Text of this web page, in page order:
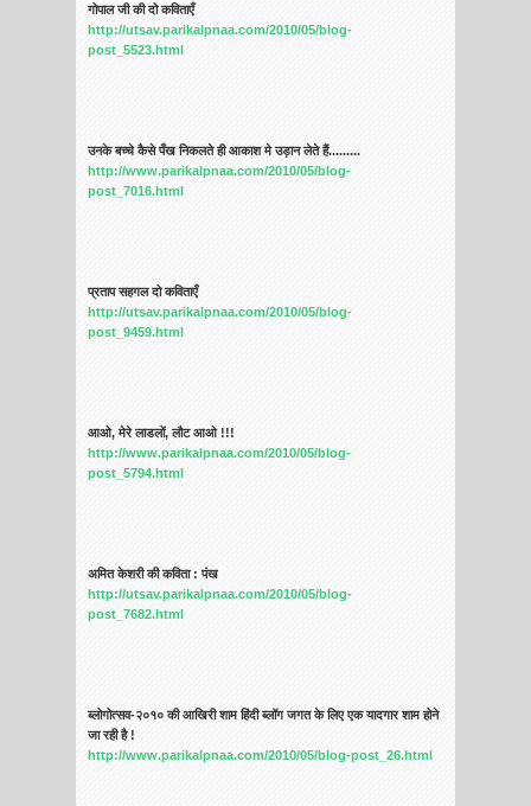
गोपाल जी की दो कविताएँ
http://utsav.parikalpnaa.com/2010/05/blog-
post_5523.html
उनके बच्चे कैसे पँख निकलते ही आकाश मे उड़ान लेते हैं.........
http://www.parikalpnaa.com/2010/05/blog-
post_7016.html
प्रताप सहगल दो कविताएँ
http://utsav.parikalpnaa.com/2010/05/blog-
post_9459.html
आओ, मेरे लाडलों, लौट आओ !!!
http://www.parikalpnaa.com/2010/05/blog-
post_5794.html
अमित केशरी की कविता : पंख
http://utsav.parikalpnaa.com/2010/05/blog-
post_7682.html
ब्लोगोत्सव-२०१० की आखिरी शाम हिंदी ब्लॉग जगत के लिए एक यादगार शाम होने
जा रही है !
http://www.parikalpnaa.com/2010/05/blog-post_26.html